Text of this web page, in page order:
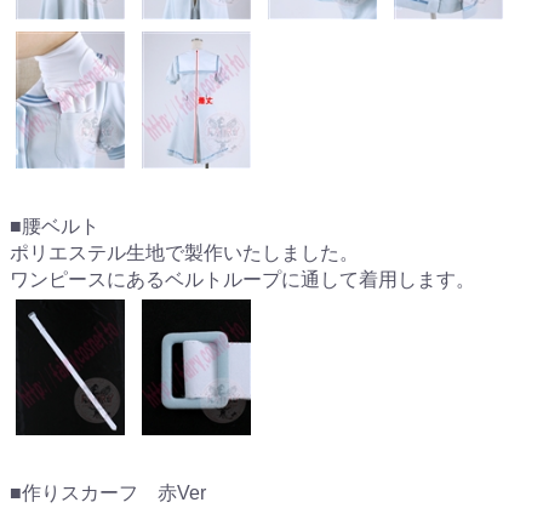
■腰ベルト
ポリエステル生地で製作いたしました。
ワンピースにあるベルトループに通して着用します。
■作りスカーフ 赤Ver